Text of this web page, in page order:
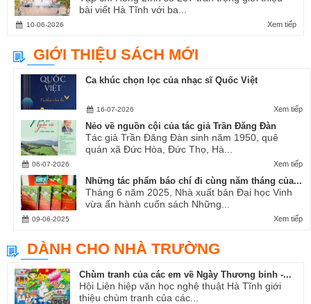
bài viết Hà Tĩnh với ba...
Xem tiếp
10-06-2026
GIỚI THIỆU SÁCH MỚI
Ca khúc chọn lọc của nhạc sĩ Quốc Việt
Xem tiếp
16-07-2026
Nẻo về nguồn cội của tác giả Trần Đăng Đàn
Tác giả Trần Đăng Đàn sinh năm 1950, quê
quán xã Đức Hòa, Đức Thọ, Hà...
Xem tiếp
06-07-2026
Những tác phẩm báo chí đi cùng năm tháng của...
Tháng 6 năm 2025, Nhà xuất bản Đại học Vinh
vừa ấn hành cuốn sách Những...
Xem tiếp
09-06-2025
DÀNH CHO NHÀ TRƯỜNG
Chùm tranh của các em về Ngày Thương binh -...
Hội Liên hiệp văn học nghệ thuật Hà Tĩnh giới
thiệu chùm tranh của các...